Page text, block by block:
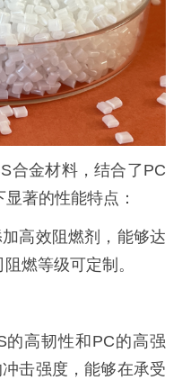
合金材料，结合了PC
著的性能特点：
高效阻燃剂，能够达
燃等级可定制。
的高韧性和PC的高强
击强度，能够在承受